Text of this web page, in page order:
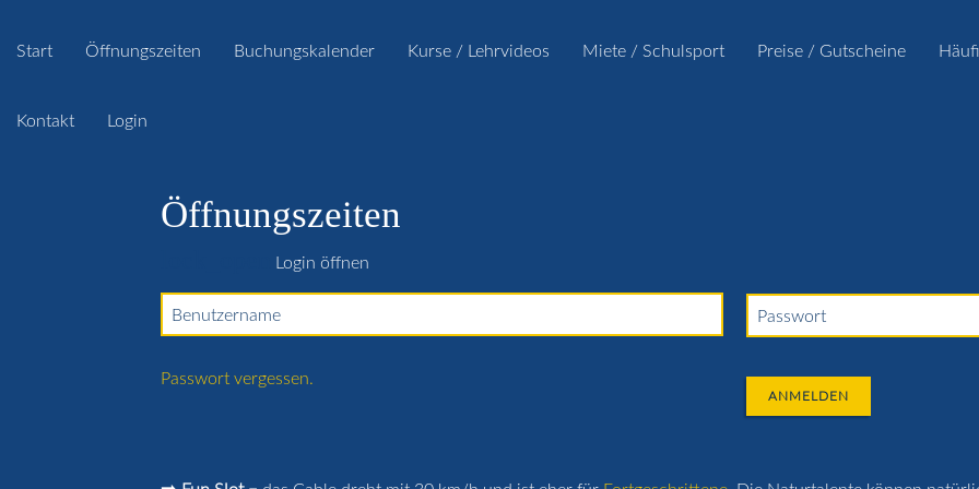
Start Öffnungszeiten Buchungskalender Kurse / Lehrvideos Miete / Schulsport Preise / Gutscheine
Kontakt Login
Öffnungszeiten
Login öffnen
Benutzername Passwort
Passwort vergessen.
ANMELDEN